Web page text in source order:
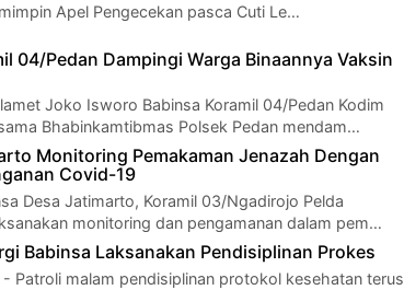
Apel Pengecekan pasca Cuti Le…
04/Pedan Dampingi Warga Binaannya Vaksin
Joko Isworo Babinsa Koramil 04/Pedan Kodim
Bhabinkamtibmas Polsek Pedan mendam…
Monitoring Pemakaman Jenazah Dengan
Covid-19
Desa Jatimarto, Koramil 03/Ngadirojo Pelda
monitoring dan pengamanan dalam pem…
Babinsa Laksanakan Pendisiplinan Prokes
- Patroli malam pendisiplinan protokol kesehatan terus